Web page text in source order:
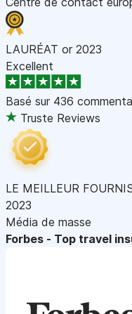
LAURÉAT or 2023
Excellent
Basé sur 436
Truste Reviews
LE MEILLEUR
2023
Média de masse
Forbes - Top travel